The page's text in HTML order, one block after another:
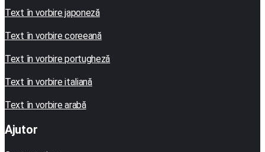
Text în vorbire japoneză
Text în vorbire coreeană
Text în vorbire portugheză
Text în vorbire italiană
Text în vorbire arabă
Ajutor